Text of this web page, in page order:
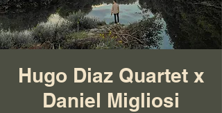
Hugo Diaz Quartet x
Daniel Migliosi